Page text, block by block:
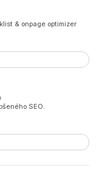
& onpage optimizer
SEO.